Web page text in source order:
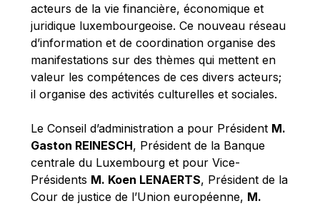
Mireille Delmas-Marty
Nobuo Tanaka
Otmar Issing
Paolo Mengozzi
Paschal Donohoe
Pat Cox
Patrizia Nanz
Philippe Maystadt
Pierre Gramegna
acteurs de la vie financière, économique et
juridique luxembourgeoise. Ce nouveau réseau
d’information et de coordination organise des
manifestations sur des thèmes qui mettent en
valeur les compétences de ces divers acteurs;
il organise des activités culturelles et sociales.
Le Conseil d’administration a pour Président M.
Gaston REINESCH, Président de la Banque
centrale du Luxembourg et pour Vice-
Présidents M. Koen LENAERTS, Président de la
Cour de justice de l’Union européenne, M.